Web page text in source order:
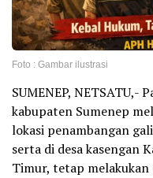
Foto : Gambar ilustrasi
SUMENEP, NETSATU,-
kabupaten Sumenep
lokasi penambangan
serta di desa kasengan
Timur, tetap melakukan